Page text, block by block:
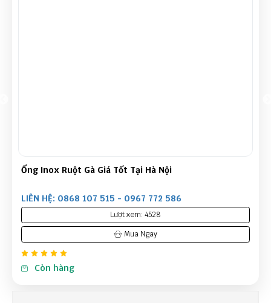
Máy bấm ống RuiBao
LIÊN HỆ: 0868 107 515 - 0967 772 586
Lượt xem: 6619